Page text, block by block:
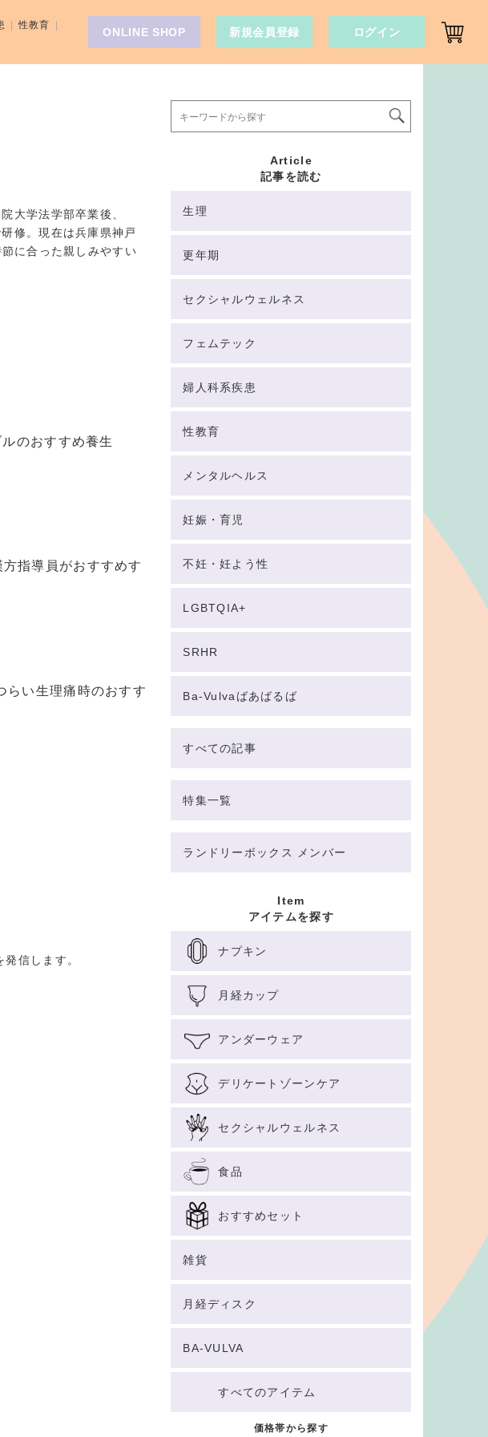
大学法学部卒業後、
修。現在は兵庫県神戸
に合った親しみやすい
のおすすめ養生
指導員がおすすめす
らい生理痛時のおすす
信します。
Article
記事を読む
生理
更年期
セクシャルウェルネス
フェムテック
婦人科系疾患
性教育
メンタルヘルス
妊娠・育児
不妊・妊よう性
LGBTQIA+
SRHR
Ba-Vulvaばあばるば
すべての記事
特集一覧
ランドリーボックス メンバー
Item
アイテムを探す
ナプキン
月経カップ
アンダーウェア
デリケートゾーンケア
セクシャルウェルネス
食品
おすすめセット
雑貨
月経ディスク
BA-VULVA
すべてのアイテム
価格帯から探す
性教育
ONLINE SHOP 新規会員登録 ログイン